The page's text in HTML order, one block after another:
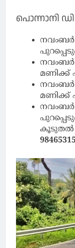
പൊന്നാനി
നവംബർ
നവംബർ
മണിക്ക്
നവംബർ
മണിക്ക്
നവംബർ
കൂടുതൽ